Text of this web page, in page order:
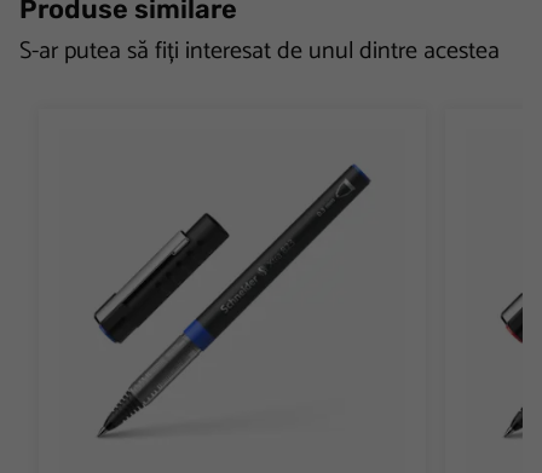
Produse similare
S-ar putea să fiți interesat de unul dintre acestea